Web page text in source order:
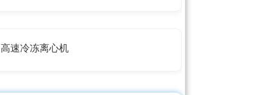
高速冷冻离心机